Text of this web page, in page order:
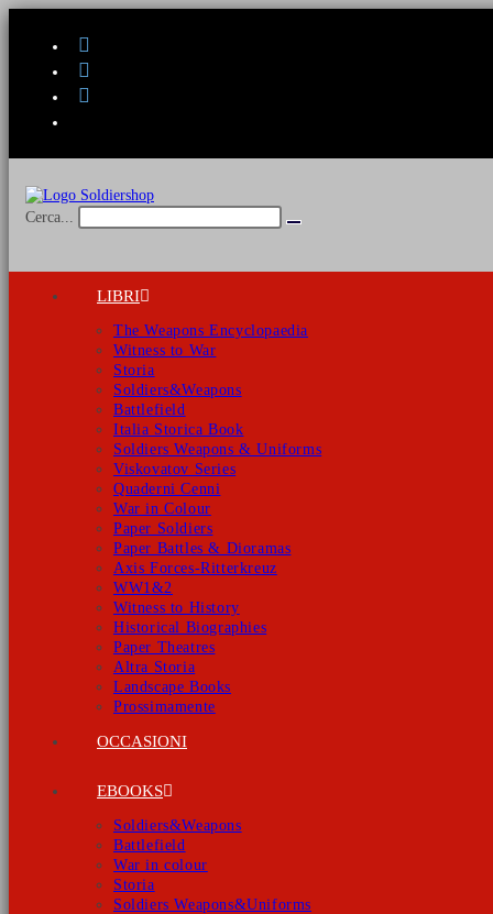
Cerca...
Invia
LIBRI
The Weapons Encyclopaedia
Witness to War
Storia
Soldiers&Weapons
Battlefield
Italia Storica Book
Soldiers Weapons & Uniforms
Viskovatov Series
Quaderni Cenni
War in Colour
Paper Soldiers
Paper Battles & Dioramas
Axis Forces-Ritterkreuz
WW1&2
Witness to History
Historical Biographies
Paper Theatres
Altra Storia
Landscape Books
Prossimamente
OCCASIONI
EBOOKS
Soldiers&Weapons
Battlefield
War in colour
Storia
Soldiers Weapons&Uniforms